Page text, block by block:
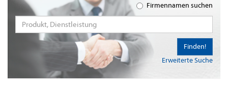
Firmennamen suchen
Erweiterte Suche
Finden!